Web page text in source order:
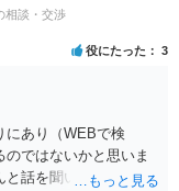
相談・交渉
役にたった 3
にあり（WEBで検
ではないかと思いま
と話を聞いてくれる